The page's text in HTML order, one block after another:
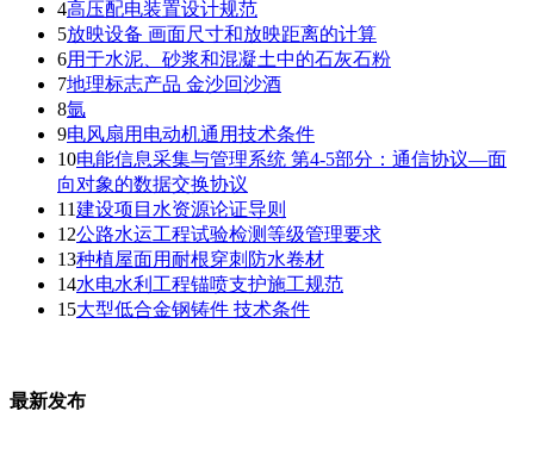
4高压配电装置设计规范
5放映设备 画面尺寸和放映距离的计算
6用于水泥、砂浆和混凝土中的石灰石粉
7地理标志产品 金沙回沙酒
8氩
9电风扇用电动机通用技术条件
10电能信息采集与管理系统 第4-5部分：通信协议—面
向对象的数据交换协议
11建设项目水资源论证导则
12公路水运工程试验检测等级管理要求
13种植屋面用耐根穿刺防水卷材
14水电水利工程锚喷支护施工规范
15大型低合金钢铸件 技术条件
最新发布